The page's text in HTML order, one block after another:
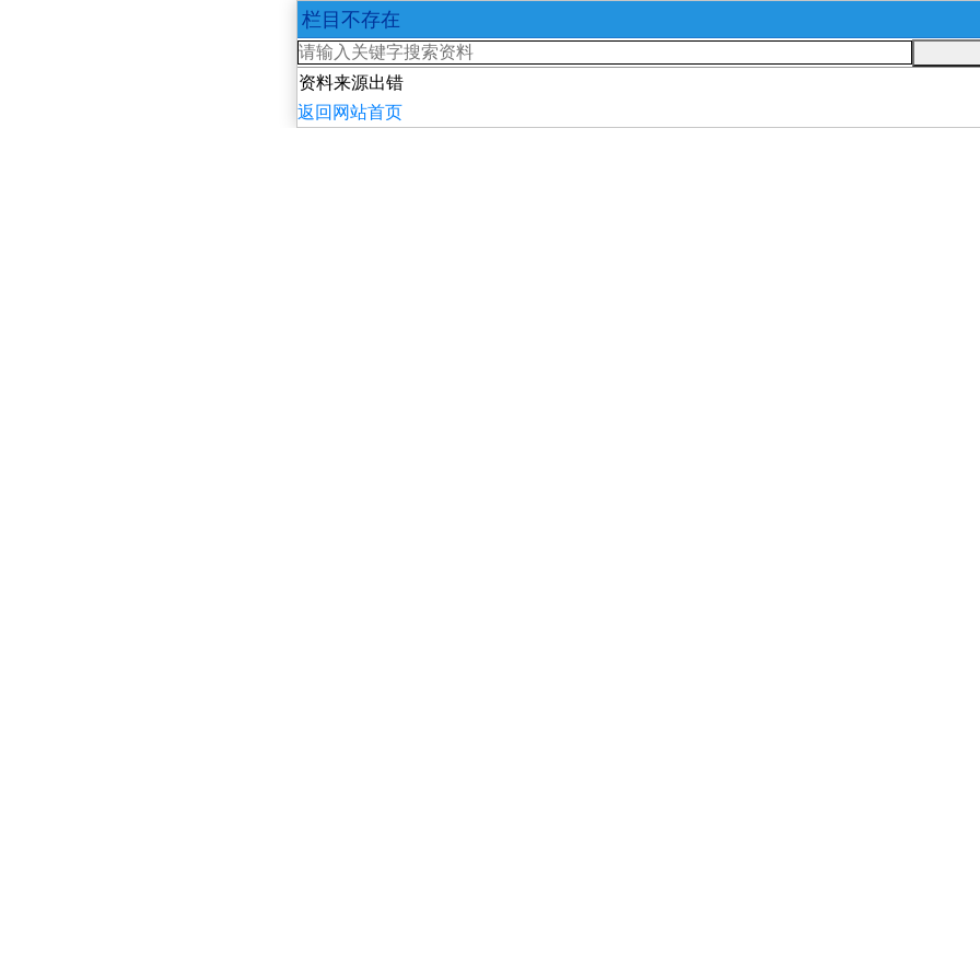
栏目不存在
资料来源出错
返回网站首页